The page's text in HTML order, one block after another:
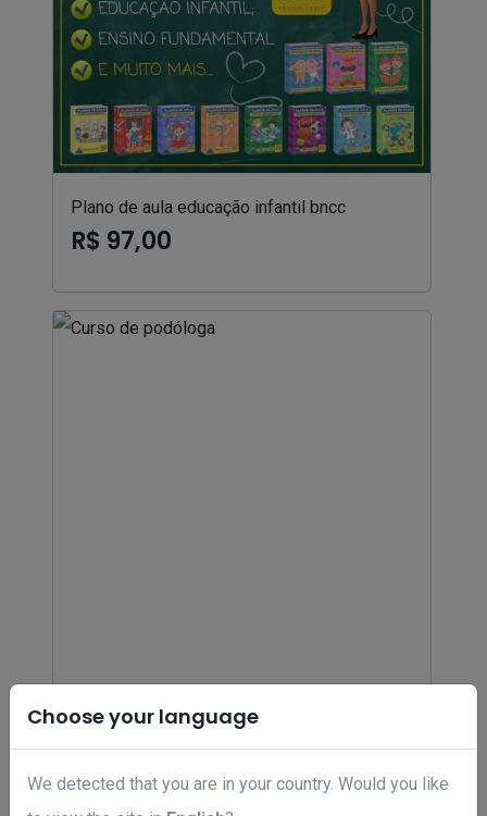
Choose your language
We detected that you are in your country. Would you like
Plano de aula educação infantil bncc
R$ 97,00
Curso de podóloga
R$ 49,00